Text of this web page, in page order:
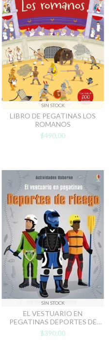
SIN STOCK
LIBRO DE PEGATINAS LOS
ROMANOS
$490,00
SIN STOCK
EL VESTUARIO EN
PEGATINAS DEPORTES DE
RIESGO
$390,00